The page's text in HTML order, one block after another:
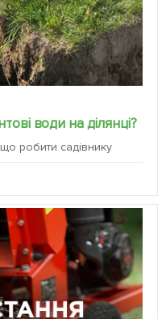
води на ділянці?
що робити садівнику